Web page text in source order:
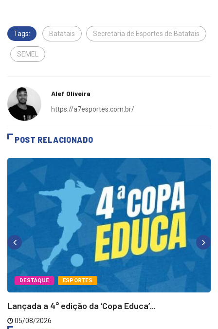
Tags: Batatais Secretaria de Esportes de Batatais
SEMEL
Alef Oliveira
https://a7esportes.com.br/
POST RELACIONADO
DESTAQUE ESPORTES
Lançada a 4° edição da ‘Copa Educa’...
05/08/2026